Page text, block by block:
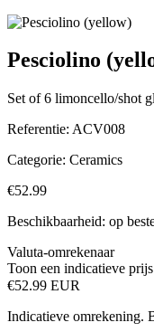
Pesciolino
Set of 6 limoncello/shot
Referentie: ACV008
Categorie: Ceramics
€52.99
Beschikbaarheid: op
Valuta-omrekenaar
Toon een indicatieve
€52.99 EUR
Indicatieve omrekening.